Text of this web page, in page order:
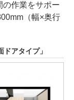
の作業をサポー
（幅×奥行
アタイプ」